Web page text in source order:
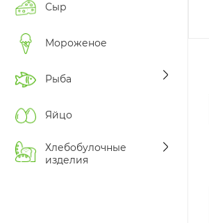
Сыр
Мороженое
Рыба
Яйцо
Хлебобулочные
изделия